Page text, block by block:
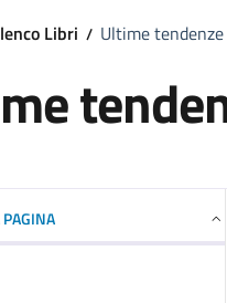
Libri Ultime tendenze